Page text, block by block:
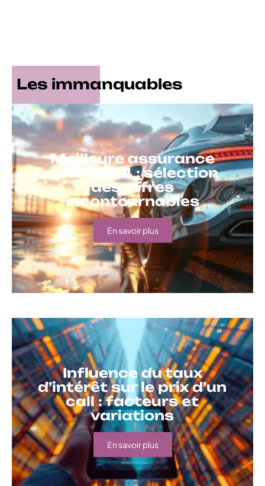
Les immanquables
Meilleure assurance
auto 2024 : sélection
des offres
incontournables
En savoir plus
Influence du taux
d’intérêt sur le prix d’un
call : facteurs et
variations
En savoir plus